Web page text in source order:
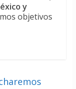
y
objetivos